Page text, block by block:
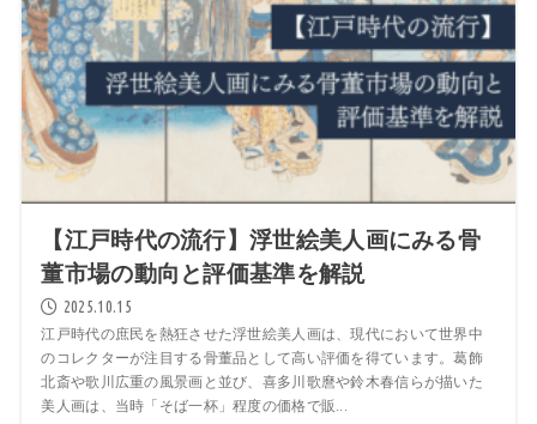
【江戸時代の流行】浮世絵美人画にみる骨
董市場の動向と評価基準を解説
2025.10.15
江戸時代の庶民を熱狂させた浮世絵美人画は、現代において世界中
のコレクターが注目する骨董品として高い評価を得ています。葛飾
北斎や歌川広重の風景画と並び、喜多川歌麿や鈴木春信らが描いた
美人画は、当時「そば一杯」程度の価格で販...